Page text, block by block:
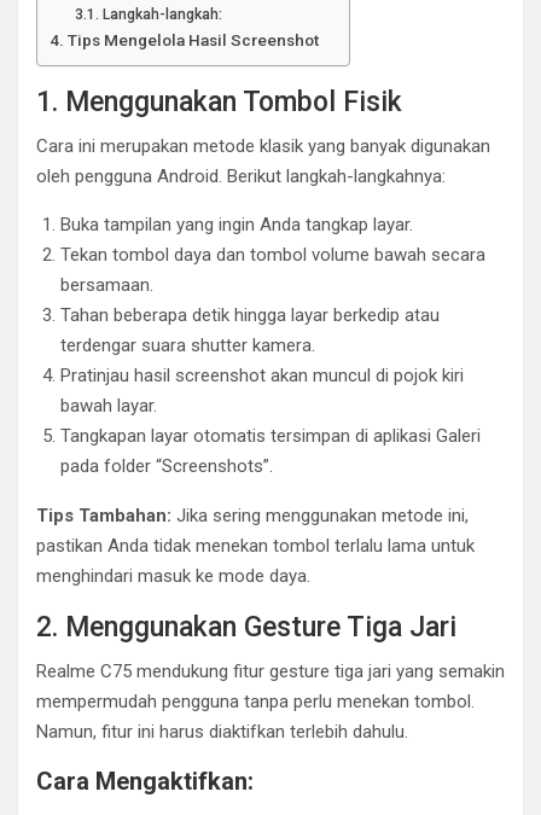
Langkah-langkah:
Tips Mengelola Hasil Screenshot
1. Menggunakan Tombol Fisik
Cara ini merupakan metode klasik yang banyak digunakan
oleh pengguna Android. Berikut langkah-langkahnya:
Buka tampilan yang ingin Anda tangkap layar.
Tekan tombol daya dan tombol volume bawah secara
bersamaan.
Tahan beberapa detik hingga layar berkedip atau
terdengar suara shutter kamera.
Pratinjau hasil screenshot akan muncul di pojok kiri
bawah layar.
Tangkapan layar otomatis tersimpan di aplikasi Galeri
pada folder “Screenshots”.
Tips Tambahan: Jika sering menggunakan metode ini,
pastikan Anda tidak menekan tombol terlalu lama untuk
menghindari masuk ke mode daya.
2. Menggunakan Gesture Tiga Jari
Realme C75 mendukung fitur gesture tiga jari yang semakin
mempermudah pengguna tanpa perlu menekan tombol.
Namun, fitur ini harus diaktifkan terlebih dahulu.
Cara Mengaktifkan: